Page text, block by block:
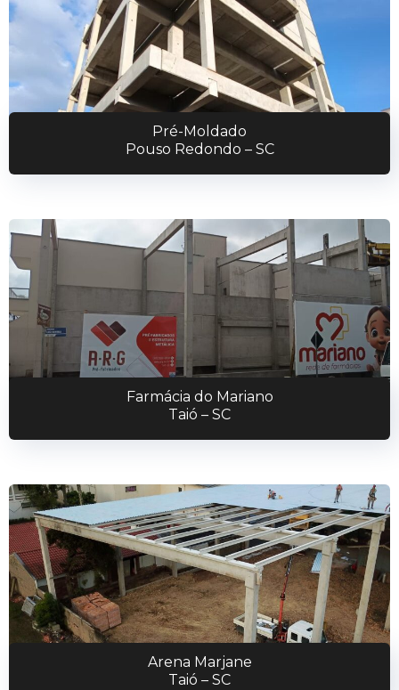
Pré-Moldado
Pouso Redondo – SC
Farmácia do Mariano
Taió – SC
Arena Marjane
Taió – SC